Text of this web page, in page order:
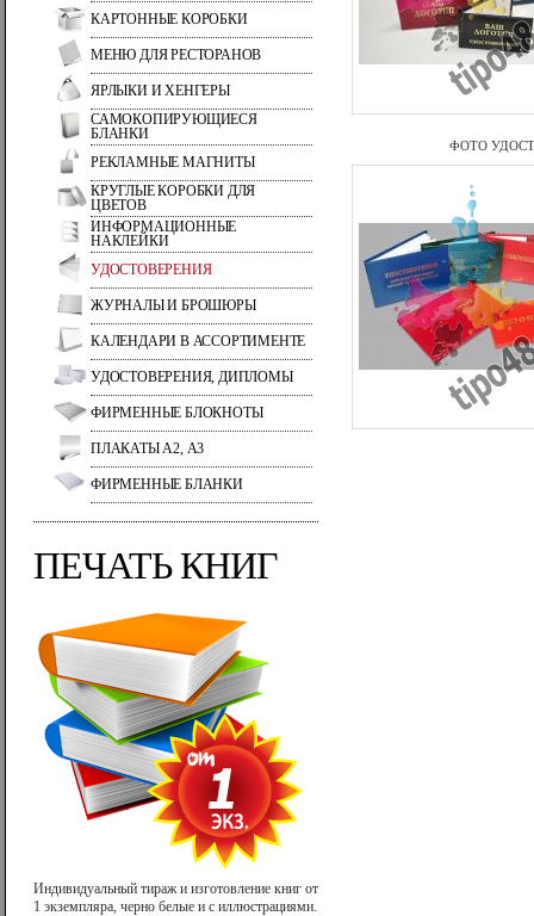
КАРТОННЫЕ КОРОБКИ
МЕНЮ ДЛЯ РЕСТОРАНОВ
ЯРЛЫКИ И ХЕНГЕРЫ
САМОКОПИРУЮЩИЕСЯ
БЛАНКИ
РЕКЛАМНЫЕ МАГНИТЫ
КРУГЛЫЕ КОРОБКИ ДЛЯ
ЦВЕТОВ
ИНФОРМАЦИОННЫЕ
НАКЛЕЙКИ
УДОСТОВЕРЕНИЯ
ЖУРНАЛЫ И БРОШЮРЫ
КАЛЕНДАРИ В АССОРТИМЕНТЕ
УДОСТОВЕРЕНИЯ, ДИПЛОМЫ
ФИРМЕННЫЕ БЛОКНОТЫ
ПЛАКАТЫ А2, А3
ФИРМЕННЫЕ БЛАНКИ
ПЕЧАТЬ КНИГ
Индивидуальный тираж и изготовление книг от
1 экземпляра, черно белые и с иллюстрациями.
ФОТО